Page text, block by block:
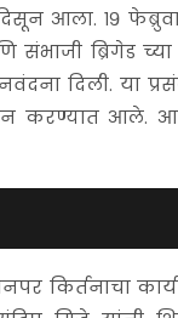
आला. १९
संभाजी ब्रिगेड
दिली. या
करण्यात आले.
किर्तनाचा